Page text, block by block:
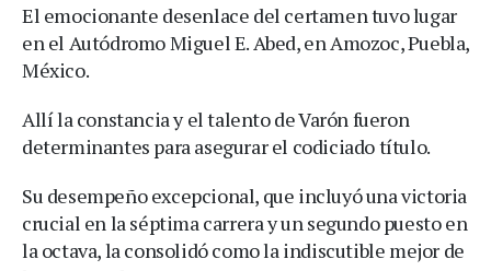
El emocionante desenlace del certamen tuvo lugar
en el Autódromo Miguel E. Abed, en Amozoc, Puebla,
México.
Allí la constancia y el talento de Varón fueron
determinantes para asegurar el codiciado título.
Su desempeño excepcional, que incluyó una victoria
crucial en la séptima carrera y un segundo puesto en
la octava, la consolidó como la indiscutible mejor de